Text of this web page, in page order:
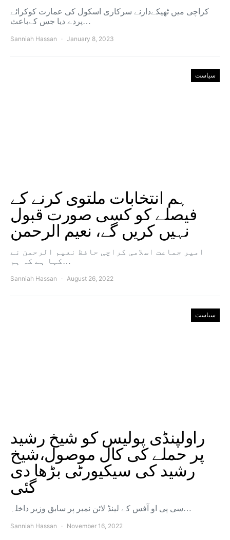
کراچی میں ٹھیکےدارنے سرکاری اسکول کی عمارت کوکرائے
پردے دیا جس کےباعث…
Sanniah Hassan January 8, 2023
سیاست
ہم انتخابات ملتوی کرنے کے
فیصلے کو کسی صورت قبول
نہیں کریں گے، نعیم الرحمن
امیر جماعت اسلامی کراچی حافظ نعیم الرحمن نے
کہا ہے کہ ہم…
Sanniah Hassan August 26, 2022
سیاست
راولپنڈی پولیس کو شیخ رشید
پر حملے کی کال موصول،شیخ
رشید کی سیکیورٹی بڑھا دی
گئی
سی پی او آفس کے لینڈ لائن نمبر پر سابق وزیر داخلہ…
Sanniah Hassan November 16, 2022